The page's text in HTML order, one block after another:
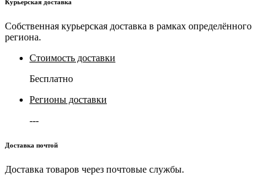
Курьерская доставка
Собственная курьерская доставка в рамках определённого
региона.
Стоимость доставки
Бесплатно
Регионы доставки
---
Доставка почтой
Доставка товаров через почтовые службы.